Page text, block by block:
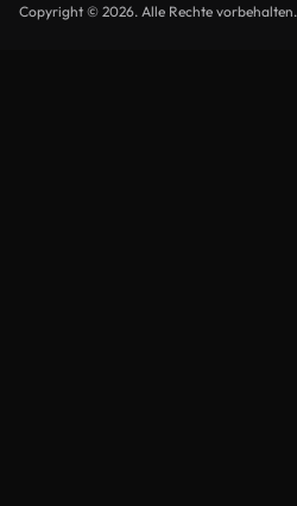
Copyright © 2026. Alle Rechte vorbehalten.